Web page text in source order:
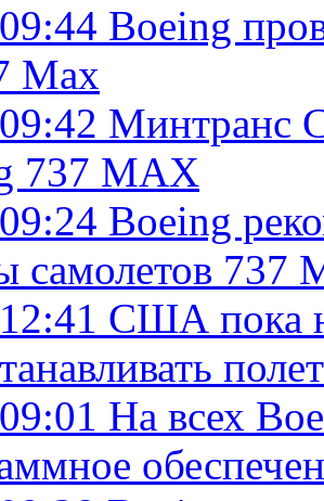
Boeing
Max
Минтранс
737 MAX
Boeing
самолетов 737
США пока
На всех